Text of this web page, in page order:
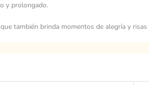
y prolongado.
también brinda momentos de alegría y